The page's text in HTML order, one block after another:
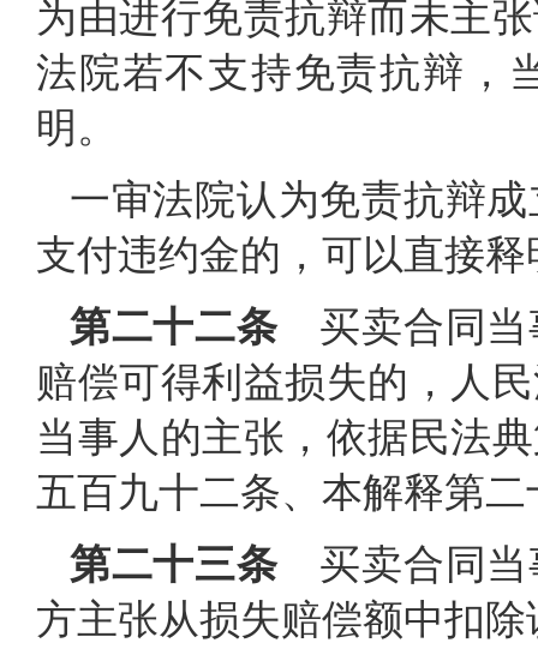
为由进行免责抗辩而未主
法院若不支持免责抗辩，
明。
一审法院认为免责抗辩
支付违约金的，可以直接
第二十二条买卖合同当
赔偿可得利益损失的，人
当事人的主张，依据民法
五百九十二条、本解释第
第二十三条买卖合同当
方主张从损失赔偿额中扣